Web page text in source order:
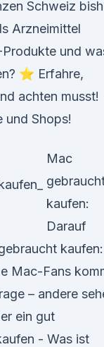
Schweiz
Arzneimittel
und
⭐ Erfahre,
achten musst!
und Shops!
Mac
kaufen:
Darauf
kaufen:
Mac-Fans
– andere
ein gut
- Was ist